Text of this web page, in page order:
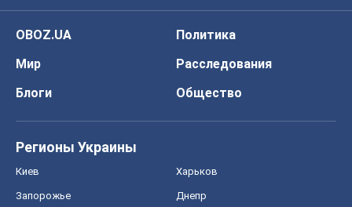
OBOZ.UA
Политика
Мир
Расследования
Блоги
Общество
Регионы Украины
Киев Харьков
Запорожье Днепр